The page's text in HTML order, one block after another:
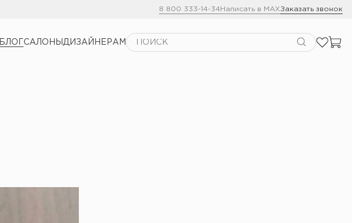
8 800 333-14-34Написать в MAXЗаказать звонок
БЛОГСАЛОНЫ ДИЗАЙНЕРАМ